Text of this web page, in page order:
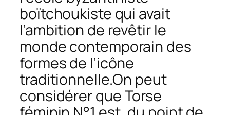
boïtchoukiste qui avait
l’ambition de revêtir le
monde contemporain des
formes de l’icône
traditionnelle.On peut
considérer queTorse